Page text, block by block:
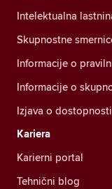
Intelektualna
Skupnostne
Informacije o
Informacije o
Izjava o dostopnosti
Kariera
Karierni portal
Tehnični blog